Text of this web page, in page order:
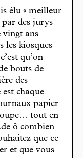
élu « meilleur
des jurys
vingt ans
les kiosques
qu’on
bouts de
des
chaque
papier
tout en
ô combien
que ce
et que vous